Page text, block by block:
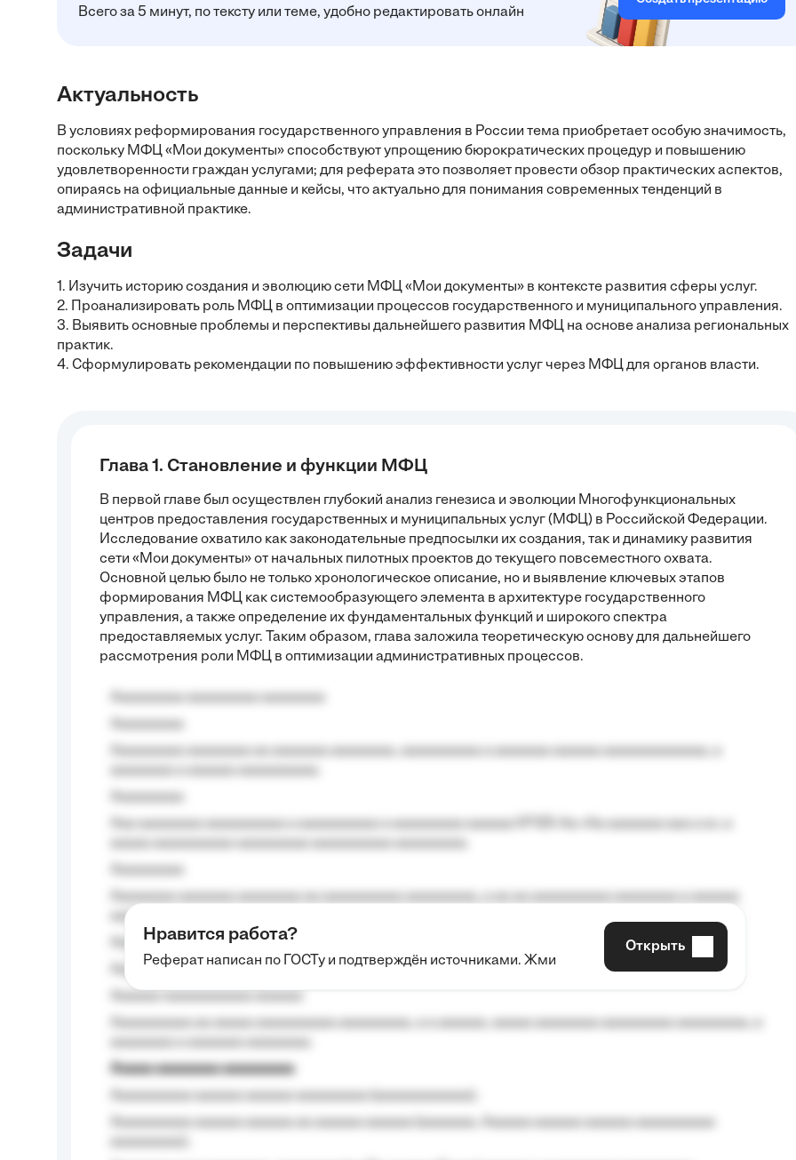
Всего за 5 минут, по тексту или теме, удобно редактировать онлайн
Актуальность
В условиях реформирования государственного управления в России тема приобретает особую значимость,
поскольку МФЦ «Мои документы» способствуют упрощению бюрократических процедур и повышению
удовлетворенности граждан услугами; для реферата это позволяет провести обзор практических аспектов,
опираясь на официальные данные и кейсы, что актуально для понимания современных тенденций в
административной практике.
Задачи
1. Изучить историю создания и эволюцию сети МФЦ «Мои документы» в контексте развития сферы услуг.
2. Проанализировать роль МФЦ в оптимизации процессов государственного и муниципального управления.
3. Выявить основные проблемы и перспективы дальнейшего развития МФЦ на основе анализа региональных
практик.
4. Сформулировать рекомендации по повышению эффективности услуг через МФЦ для органов власти.
Глава 1. Становление и функции МФЦ
В первой главе был осуществлен глубокий анализ генезиса и эволюции Многофункциональных
центров предоставления государственных и муниципальных услуг (МФЦ) в Российской Федерации.
Исследование охватило как законодательные предпосылки их создания, так и динамику развития
сети «Мои документы» от начальных пилотных проектов до текущего повсеместного охвата.
Основной целью было не только хронологическое описание, но и выявление ключевых этапов
формирования МФЦ как системообразующего элемента в архитектуре государственного
управления, а также определение их фундаментальных функций и широкого спектра
предоставляемых услуг. Таким образом, глава заложила теоретическую основу для дальнейшего
рассмотрения роли МФЦ в оптимизации административных процессов.
aaaa aaaa.
Aaaaaaaaa
Aaaaaaaaaa aa aaa aaaaaaaaa, a aaa aaaaaaaaaa aaa, a aaaaaaaaaa, aaaaaa aaaaaa a aaaaaa.
Aaaaa aaaaaaaa aaaaaaaaa
Нравится работа?
Реферат написан по ГОСТу и подтверждён источниками. Жми
Открыть